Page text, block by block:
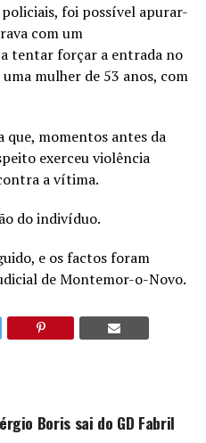
foi possível apurar-
com um
tentar forçar a entrada no
mulher de 53 anos, com
que, momentos antes da
exerceu violência
a vítima.
do indivíduo.
e os factos foram
de Montemor-o-Novo.
Boris sai do GD Fabril